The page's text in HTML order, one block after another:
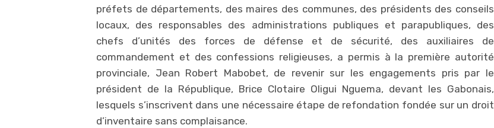
préfets de départements, des maires des communes, des présidents des conseils
locaux, des responsables des administrations publiques et parapubliques, des
chefs d’unités des forces de défense et de sécurité, des auxiliaires de
commandement et des confessions religieuses, a permis à la première autorité
provinciale, Jean Robert Mabobet, de revenir sur les engagements pris par le
président de la République, Brice Clotaire Oligui Nguema, devant les Gabonais,
lesquels s’inscrivent dans une nécessaire étape de refondation fondée sur un droit
d’inventaire sans complaisance.